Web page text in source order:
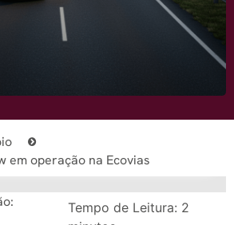
em operação na Ecovias
Tempo de Leitura: 2